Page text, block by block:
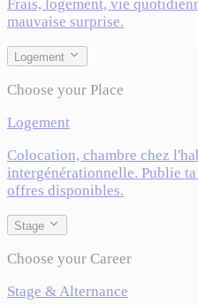
Frais, logement, vie
mauvaise surprise.
Logement
Choose your Place
Logement
Colocation, chambre chez
intergénérationnelle. Publie
offres disponibles.
Stage
Choose your Career
Stage & Alternance